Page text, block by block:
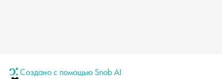
Создано с помощью Snob AI